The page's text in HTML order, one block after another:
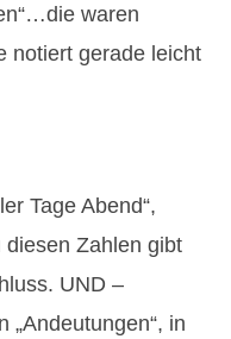
waren
notiert gerade leicht
Tage Abend“,
diesen Zahlen gibt
UND –
„Andeutungen“, in